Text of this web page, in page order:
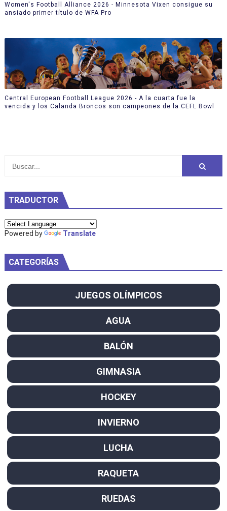
Women's Football Alliance 2026 - Minnesota Vixen consigue su
ansiado primer título de WFA Pro
Central European Football League 2026 - A la cuarta fue la
vencida y los Calanda Broncos son campeones de la CEFL Bowl
TRADUCTOR
Powered by Translate
CATEGORÍAS
JUEGOS OLÍMPICOS
AGUA
BALÓN
GIMNASIA
HOCKEY
INVIERNO
LUCHA
RAQUETA
RUEDAS